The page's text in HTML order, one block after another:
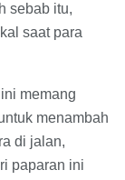
sebab itu,
saat para
memang
menambah
di jalan,
paparan ini